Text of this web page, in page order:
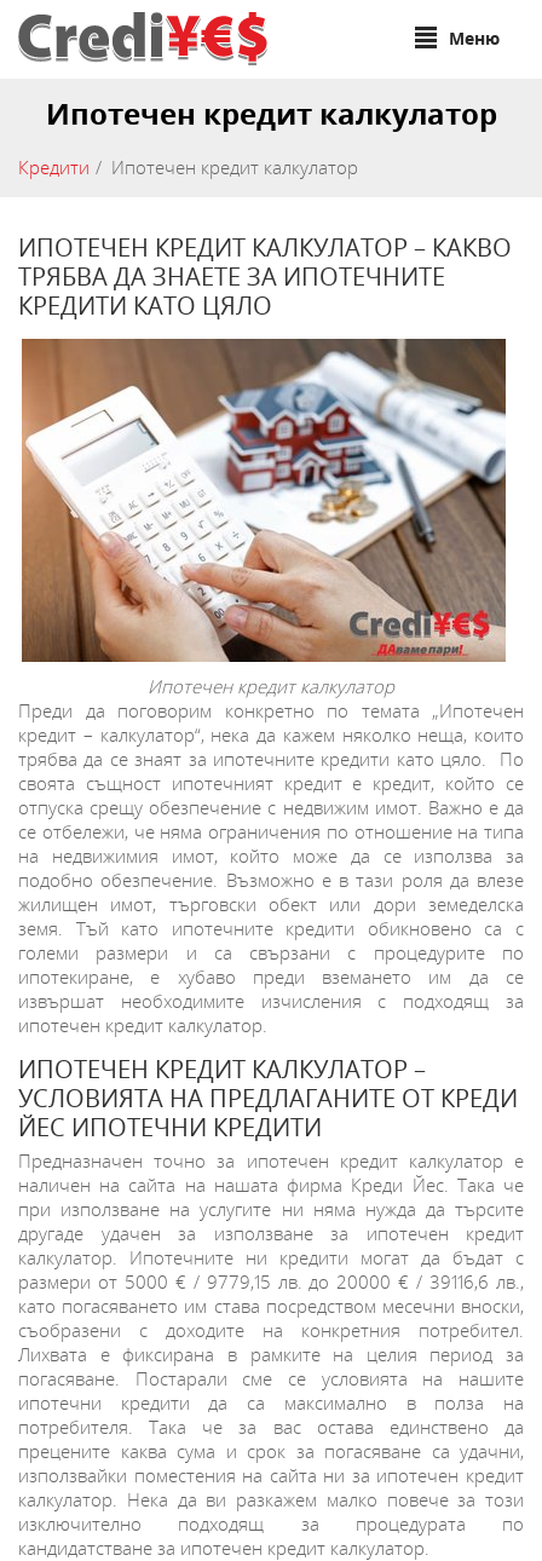
Меню
Ипотечен кредит калкулатор
Кредити Ипотечен кредит калкулатор
ИПОТЕЧЕН КРЕДИТ КАЛКУЛАТОР – КАКВО
ТРЯБВА ДА ЗНАЕТЕ ЗА ИПОТЕЧНИТЕ
КРЕДИТИ КАТО ЦЯЛО
Ипотечен кредит калкулатор
Преди да поговорим конкретно по темата „Ипотечен
кредит – калкулатор“, нека да кажем няколко неща, които
трябва да се знаят за ипотечните кредити като цяло. По
своята същност ипотечният кредит е кредит, който се
отпуска срещу обезпечение с недвижим имот. Важно е да
се отбележи, че няма ограничения по отношение на типа
на недвижимия имот, който може да се използва за
подобно обезпечение. Възможно е в тази роля да влезе
жилищен имот, търговски обект или дори земеделска
земя. Тъй като ипотечните кредити обикновено са с
големи размери и са свързани с процедурите по
ипотекиране, е хубаво преди вземането им да се
извършат необходимите изчисления с подходящ за
ипотечен кредит калкулатор.
ИПОТЕЧЕН КРЕДИТ КАЛКУЛАТОР –
УСЛОВИЯТА НА ПРЕДЛАГАНИТЕ ОТ КРЕДИ
ЙЕС ИПОТЕЧНИ КРЕДИТИ
Предназначен точно за ипотечен кредит калкулатор е
наличен на сайта на нашата фирма Креди Йес. Така че
при използване на услугите ни няма нужда да търсите
другаде удачен за използване за ипотечен кредит
калкулатор. Ипотечните ни кредити могат да бъдат с
размери от 5000 € / 9779,15 лв. до 20000 € / 39116,6 лв.,
като погасяването им става посредством месечни вноски,
съобразени с доходите на конкретния потребител.
Лихвата е фиксирана в рамките на целия период за
погасяване. Постарали сме се условията на нашите
ипотечни кредити да са максимално в полза на
потребителя. Така че за вас остава единствено да
прецените каква сума и срок за погасяване са удачни,
използвайки поместения на сайта ни за ипотечен кредит
калкулатор. Нека да ви разкажем малко повече за този
изключително подходящ за процедурата по
кандидатстване за ипотечен кредит калкулатор.